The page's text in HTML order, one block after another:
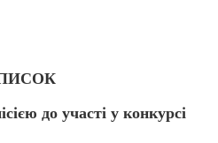
до участі у конкурсі